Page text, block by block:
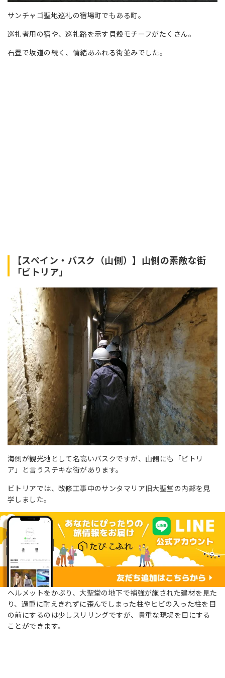
サンチャゴ聖地巡礼の宿場町でもある町。
巡礼者用の宿や、巡礼路を示す貝殻モチーフがたくさん。
石畳で坂道の続く、情緒あふれる街並みでした。
【スペイン・バスク（山側）】山側の素敵な街
「ビトリア」
海側が観光地として名高いバスクですが、山側にも「ビトリ
ア」と言うステキな街があります。
ビトリアでは、改修工事中のサンタマリア旧大聖堂の内部を見
学しました。
ヘルメットをかぶり、大聖堂の地下で補強が施された建材を見た
り、過重に耐えきれずに歪んでしまった柱やヒビの入った柱を目
の前にするのは少しスリリングですが、貴重な現場を目にする
ことができます。